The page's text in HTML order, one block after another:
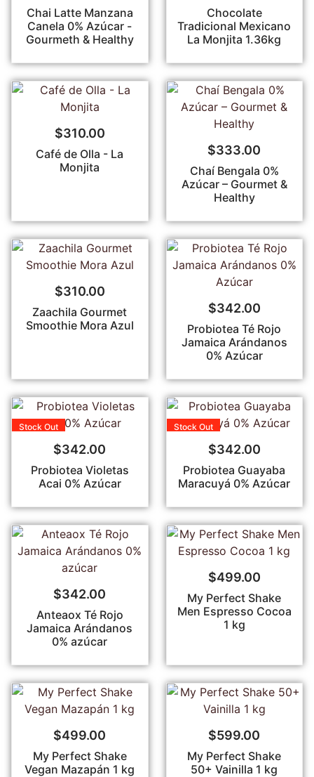
Chai Latte Manzana
Canela 0% Azúcar -
Gourmeth & Healthy
Chocolate
Tradicional Mexicano
La Monjita 1.36kg
$310.00
Café de Olla - La
Monjita
$333.00
Chaí Bengala 0%
Azúcar – Gourmet &
Healthy
$310.00
Zaachila Gourmet
Smoothie Mora Azul
$342.00
Probiotea Té Rojo
Jamaica Arándanos
0% Azúcar
Stock Out
$342.00
Probiotea Violetas
Acai 0% Azúcar
Stock Out
$342.00
Probiotea Guayaba
Maracuyá 0% Azúcar
$342.00
Anteaox Té Rojo
Jamaica Arándanos
0% azúcar
$499.00
My Perfect Shake
Men Espresso Cocoa
1 kg
$499.00
My Perfect Shake
Vegan Mazapán 1 kg
$599.00
My Perfect Shake
50+ Vainilla 1 kg